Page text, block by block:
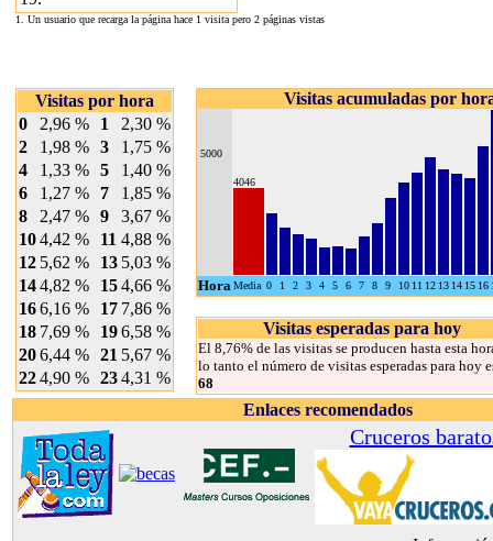
1. Un usuario que recarga la página hace 1 visita pero 2 páginas vistas
Visitas por hora
0
2,96 % 1
2,30 %
2
1,98 % 3
1,75 %
4
1,33 % 5
1,40 %
6
1,27 % 7
1,85 %
8
2,47 % 9
3,67 %
104,42 % 11 4,88 %
12 5,62 % 13 5,03 %
144,82 % 154,66 %
166,16 % 17 7,86 %
18 7,69 % 196,58 %
206,44 % 21 5,67 %
224,90 % 234,31 %
Visitas acumuladas por
5000
4046
HoraMedia 0 1 2 3 4 5 6 7 8 9 10 11 12 13 14 15 16
Visitas esperadas para hoy
El 8,76% de las visitas se producen hasta esta
lo tanto el número de visitas esperadas para hoy
68
Enlaces recomendados
Cruceros